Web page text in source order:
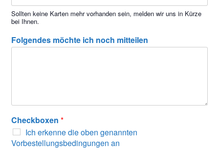
Sollten keine Karten mehr vorhanden sein, melden wir uns in Kürze
bei Ihnen.
Folgendes möchte ich noch mitteilen
Checkboxen*
Ich erkenne die oben genannten
Vorbestellungsbedingungen an